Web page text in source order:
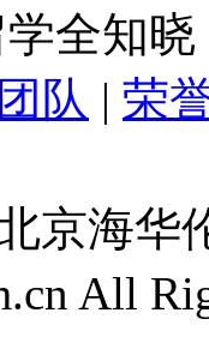
全知晓
队 | 荣
京海
All